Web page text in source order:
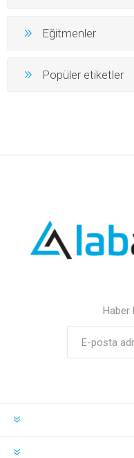
Eğitmenler
Popüler etiketler
Haber